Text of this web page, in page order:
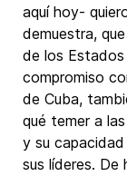
aquí hoy-
demuestra,
de los
compromiso
de Cuba,
qué temer a
y su
sus líderes. De